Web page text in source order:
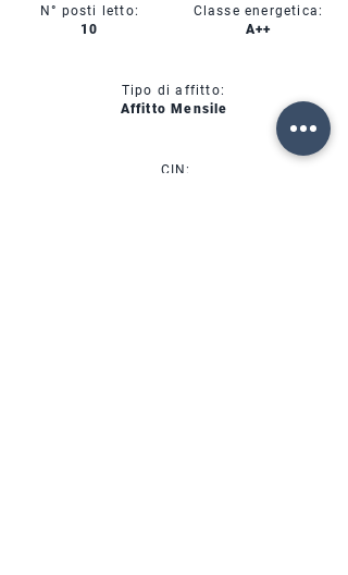
N° posti letto:
10
Classe energetica:
A++
Tipo di affitto:
Affitto Mensile
CIN: